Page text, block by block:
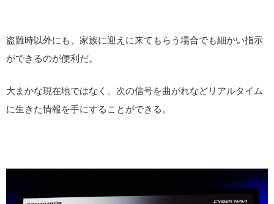
盗難時以外にも、家族に迎えに来てもらう場合でも細かい指示
ができるのが便利だ。
大まかな現在地ではなく、次の信号を曲がれなどリアルタイム
に生きた情報を手にすることができる。